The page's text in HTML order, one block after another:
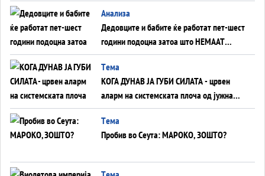
Анализа
Дедовците и бабите ќе работат пет-шест
години подоцна затоа што НЕМААТ
ВНУЦИ ДА ГИ ЗАМЕНАТ
Tема
КОГА ДУНАВ ЈА ГУБИ СИЛАТА - црвен
аларм на системската плоча од јужна
Германија до Црното Море...
Tема
Пробив во Сеута: МАРОКО, ЗОШТО?